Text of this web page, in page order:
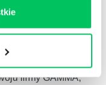
firmy GAMMA,